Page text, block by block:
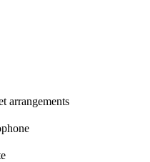
arrangements